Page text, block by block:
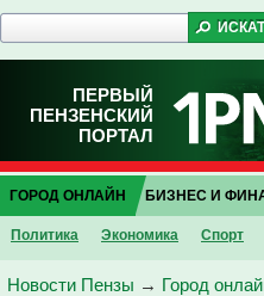
ПЕРВЫЙ
ПЕНЗЕНСКИЙ
ПОРТАЛ
ГОРОД ОНЛАЙН
Политика Экономика Спорт
БИЗНЕС И
Новости Пензы → Город